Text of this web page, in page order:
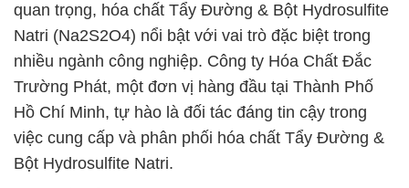
quan trọng, hóa chất Tẩy Đường & Bột Hydrosulfite
Natri (Na2S2O4) nổi bật với vai trò đặc biệt trong
nhiều ngành công nghiệp. Công ty Hóa Chất Đắc
Trường Phát, một đơn vị hàng đầu tại Thành Phố
Hồ Chí Minh, tự hào là đối tác đáng tin cậy trong
việc cung cấp và phân phối hóa chất Tẩy Đường &
Bột Hydrosulfite Natri.